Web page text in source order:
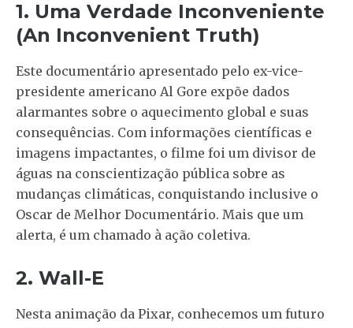
1. Uma Verdade Inconveniente
(An Inconvenient Truth)
Este documentário apresentado pelo ex-vice-
presidente americano Al Gore expõe dados
alarmantes sobre o aquecimento global e suas
consequências. Com informações científicas e
imagens impactantes, o filme foi um divisor de
águas na conscientização pública sobre as
mudanças climáticas, conquistando inclusive o
Oscar de Melhor Documentário. Mais que um
alerta, é um chamado à ação coletiva.
2. Wall-E
Nesta animação da Pixar, conhecemos um futuro